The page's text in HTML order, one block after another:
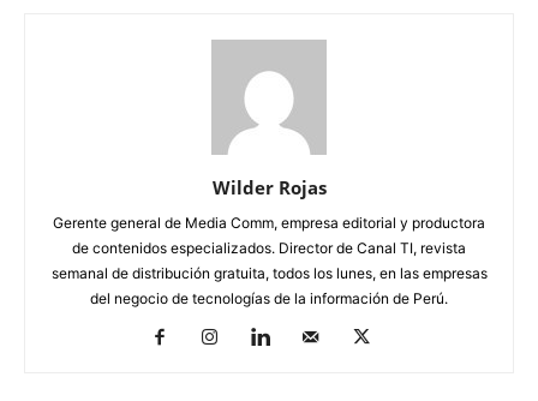
Wilder Rojas
Gerente general de Media Comm, empresa editorial y productora
de contenidos especializados. Director de Canal TI, revista
semanal de distribución gratuita, todos los lunes, en las empresas
del negocio de tecnologías de la información de Perú.